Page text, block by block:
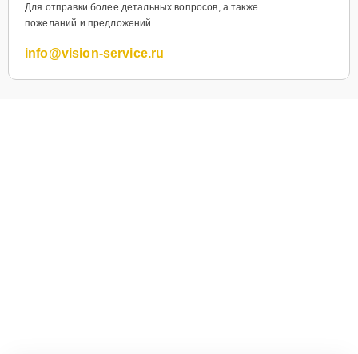
Для отправки более детальных вопросов, а также
пожеланий и предложений
info@vision-service.ru